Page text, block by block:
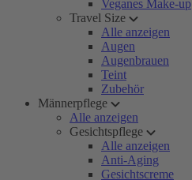
Veganes Make-up
Travel Size
Alle anzeigen
Augen
Augenbrauen
Teint
Zubehör
Männerpflege
Alle anzeigen
Gesichtspflege
Alle anzeigen
Anti-Aging
Gesichtscreme